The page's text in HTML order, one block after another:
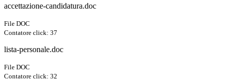
accettazione-candidatura.doc
File DOC
Contatore click: 37
lista-personale.doc
File DOC
Contatore click: 32